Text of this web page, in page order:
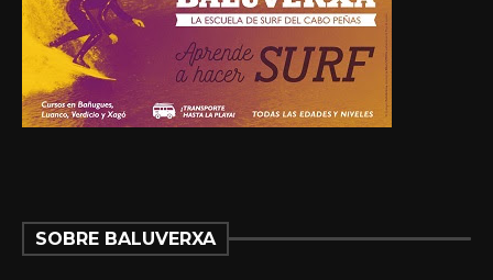
SOBRE BALUVERXA